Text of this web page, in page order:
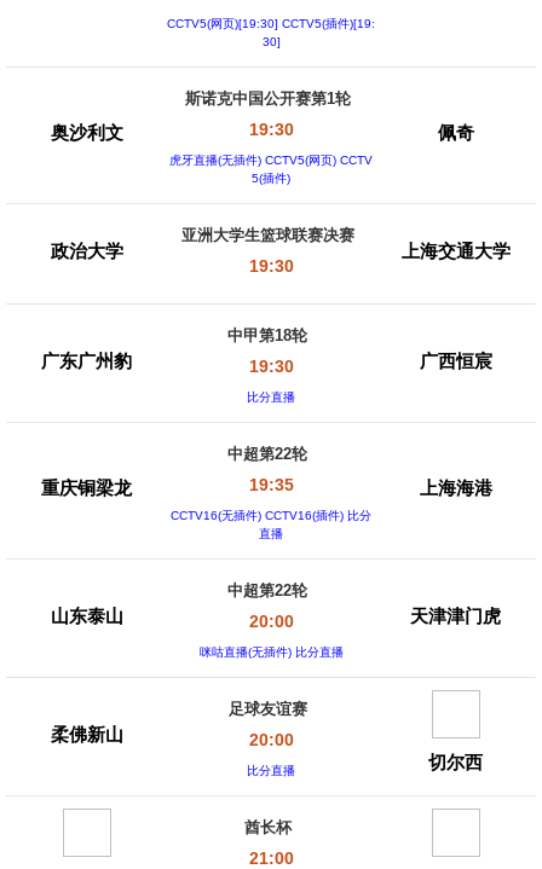
CCTV5(网页)[19:30] CCTV5(插件)[19:
30]
奥沙利文
斯诺克中国公开赛第1轮
19:30
虎牙直播(无插件) CCTV5(网页) CCTV
5(插件)
佩奇
政治大学
亚洲大学生篮球联赛决赛
19:30
上海交通大学
广东广州豹
中甲第18轮
19:30
比分直播
广西恒宸
重庆铜梁龙
中超第22轮
19:35
CCTV16(无插件) CCTV16(插件) 比分
直播
上海海港
山东泰山
中超第22轮
20:00
咪咕直播(无插件) 比分直播
天津津门虎
柔佛新山
足球友谊赛
20:00
比分直播 切尔西
酋长杯
21:00